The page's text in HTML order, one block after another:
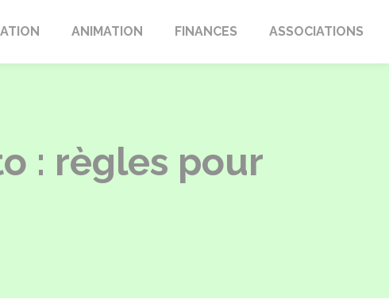
ANIMATION FINANCES ASSOCIATIONS
: règles pour